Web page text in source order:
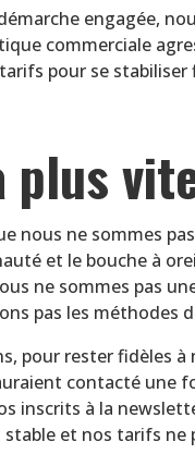
engagée,
commerciale
pour se
plus
nous ne sommes
et le bouche à
ne sommes pas
pas les méthodes
pour rester fidèles à
contacté une
inscrits à la
et nos tarifs ne